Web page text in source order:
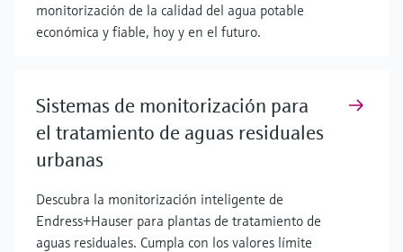
monitorización de la calidad del agua potable
económica y fiable, hoy y en el futuro.
Sistemas de monitorización para
el tratamiento de aguas residuales
urbanas
Descubra la monitorización inteligente de
Endress+Hauser para plantas de tratamiento de
aguas residuales. Cumpla con los valores límite